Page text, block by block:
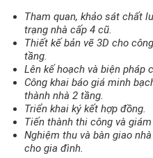
Tham quan, khảo sát chất
trạng nhà cấp 4 cũ.
Thiết kế bản vẽ 3D cho
tầng.
Lên kế hoạch và biện pháp
Công khai báo giá minh
thành nhà 2 tầng.
Triển khai ký kết hợp đồng.
Tiến thành thi công và
Nghiệm thu và bàn giao
cho gia đình.